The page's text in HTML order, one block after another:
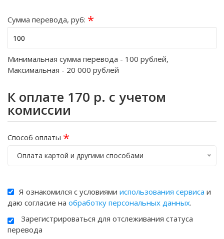
Сумма перевода, руб: *
Минимальная сумма перевода - 100 рублей,
Максимальная - 20 000 рублей
К оплате 170 р. с учетом
комиссии
Способ оплаты *
Оплата картой и другими способами
Я ознакомился с условиями использования сервиса и
даю согласие на обработку персональных данных.
Зарегистрироваться для отслеживания статуса
перевода